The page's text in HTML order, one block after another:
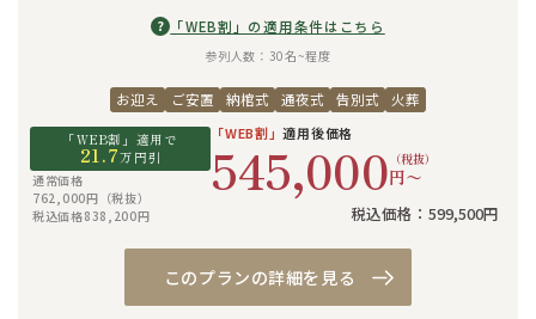
? 「WEB割」の適用条件はこちら
参列人数：30名~程度
お迎え ご安置 納棺式 通夜式 告別式 火葬
「WEB割」適用で
21.7万円引
通常価格
762,000円（税抜）
税込価格838,200円
「WEB割」適用後価格
545,000 （税抜）
円〜
税込価格：599,500円
このプランの詳細を見る